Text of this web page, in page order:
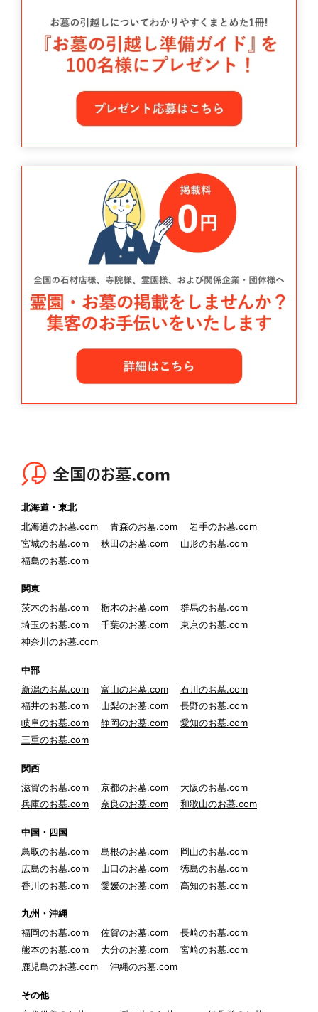
北海道・東北
北海道のお墓.com
青森のお墓.com
岩手のお墓.com
宮城のお墓.com
秋田のお墓.com
山形のお墓.com
福島のお墓.com
関東
茨木のお墓.com
栃木のお墓.com
群馬のお墓.com
埼玉のお墓.com
千葉のお墓.com
東京のお墓.com
神奈川のお墓.com
中部
新潟のお墓.com
富山のお墓.com
石川のお墓.com
福井のお墓.com
山梨のお墓.com
長野のお墓.com
岐阜のお墓.com
静岡のお墓.com
愛知のお墓.com
三重のお墓.com
関西
滋賀のお墓.com
京都のお墓.com
大阪のお墓.com
兵庫のお墓.com
奈良のお墓.com 和歌山のお墓.com
中国・四国
鳥取のお墓.com
島根のお墓.com
岡山のお墓.com
広島のお墓.com
山口のお墓.com
徳島のお墓.com
香川のお墓.com
愛媛のお墓.com 高知のお墓.com
九州・沖縄
福岡のお墓.com
佐賀のお墓.com
長崎のお墓.com
熊本のお墓.com
大分のお墓.com
宮崎のお墓.com
鹿児島のお墓.com
沖縄のお墓.com
その他